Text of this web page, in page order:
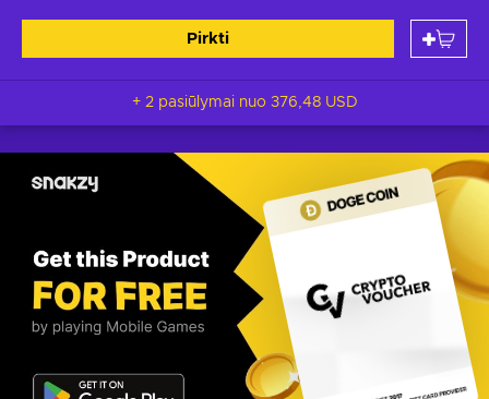
Pirkti
+ 2 pasiūlymai nuo 376,48 USD